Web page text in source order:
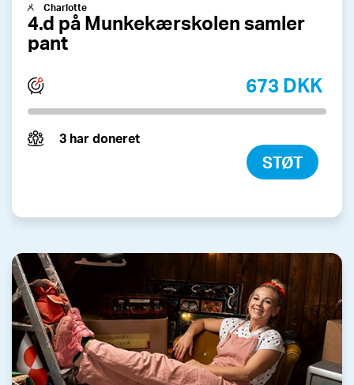
Charlotte
4.d på Munkekærskolen samler
pant
673 DKK
3 har doneret
STØT